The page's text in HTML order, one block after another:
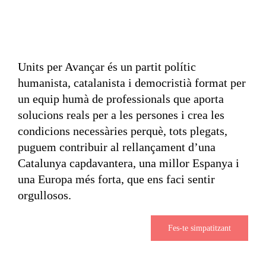
Units per Avançar és un partit polític
humanista, catalanista i democristià format per
un equip humà de professionals que aporta
solucions reals per a les persones i crea les
condicions necessàries perquè, tots plegats,
puguem contribuir al rellançament d’una
Catalunya capdavantera, una millor Espanya i
una Europa més forta, que ens faci sentir
orgullosos.
Fes-te simpatitzant